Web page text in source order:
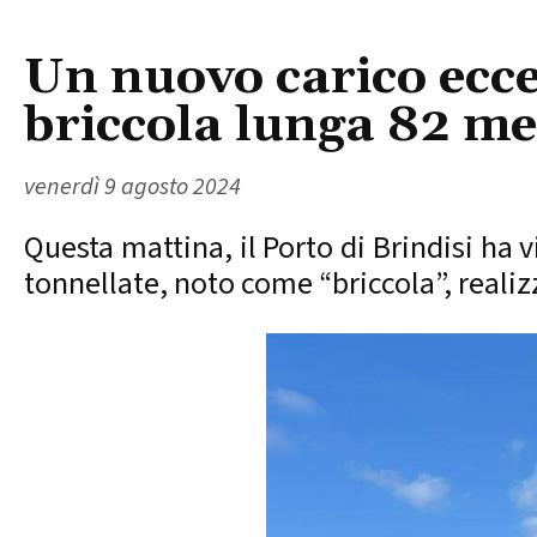
Un nuovo carico
briccola lunga 82
venerdì 9 agosto 2024
Questa mattina, il Porto di Brindisi ha
tonnellate, noto come “briccola”,